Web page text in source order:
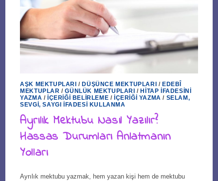
AŞK MEKTUPLARI / DÜŞÜNCE MEKTUPLARI / EDEBÎ
MEKTUPLAR /GÜNLÜK MEKTUPLARI / HITAP İFADESINI
YAZMA / İÇERIĞI BELIRLEME / İÇERIĞI YAZMA / SELAM,
SEVGI, SAYGI İFADESI KULLANMA
Ayrılık Mektubu Nasıl Yazılır?
Hassas Durumları Anlatmanın
Yolları
Ayrılık mektubu yazmak, hem yazan kişi hem de mektubu